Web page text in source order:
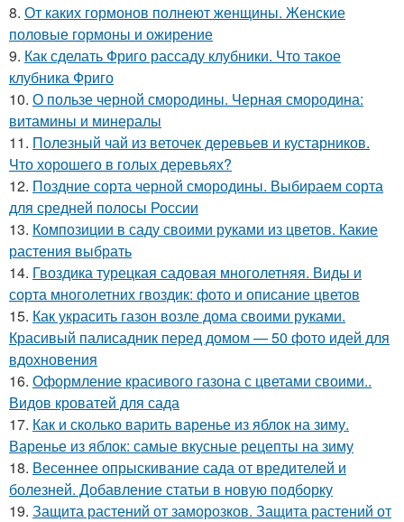
8. От каких гормонов полнеют женщины. Женские
половые гормоны и ожирение
9. Как сделать Фриго рассаду клубники. Что такое
клубника Фриго
10. О пользе черной смородины. Черная смородина:
витамины и минералы
11. Полезный чай из веточек деревьев и кустарников.
Что хорошего в голых деревьях?
12. Поздние сорта черной смородины. Выбираем сорта
для средней полосы России
13. Композиции в саду своими руками из цветов. Какие
растения выбрать
14. Гвоздика турецкая садовая многолетняя. Виды и
сорта многолетних гвоздик: фото и описание цветов
15. Как украсить газон возле дома своими руками.
Красивый палисадник перед домом — 50 фото идей для
вдохновения
16. Оформление красивого газона с цветами своими..
Видов кроватей для сада
17. Как и сколько варить варенье из яблок на зиму.
Варенье из яблок: самые вкусные рецепты на зиму
18. Весеннее опрыскивание сада от вредителей и
болезней. Добавление статьи в новую подборку
19. Защита растений от заморозков. Защита растений от